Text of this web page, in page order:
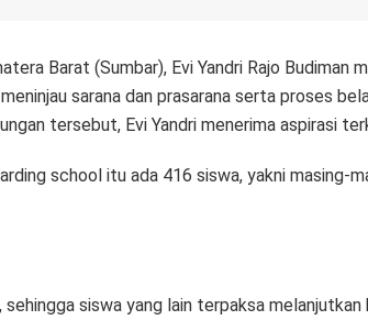
Barat (Sumbar), Evi Yandri Rajo Budiman
sarana dan prasarana serta proses
tersebut, Evi Yandri menerima aspirasi
school itu ada 416 siswa, yakni masing-
siswa yang lain terpaksa melanjutkan